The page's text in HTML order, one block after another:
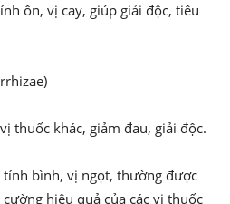
ôn, vị cay, giúp giải độc, tiêu
thuốc khác, giảm đau, giải độc.
tính bình, vị ngọt, thường được
hiệu quả của các vị thuốc